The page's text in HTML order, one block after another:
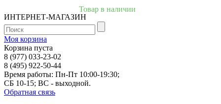
ИНТЕРНЕТ-МАГАЗИН
Моя корзина
Корзина пуста
8 (977) 033-23-02
8 (495) 922-50-44
Время работы: Пн-Пт 10:00-19:30;
СБ 10-15; ВС - выходной.
Обратная связь
Товар в наличии